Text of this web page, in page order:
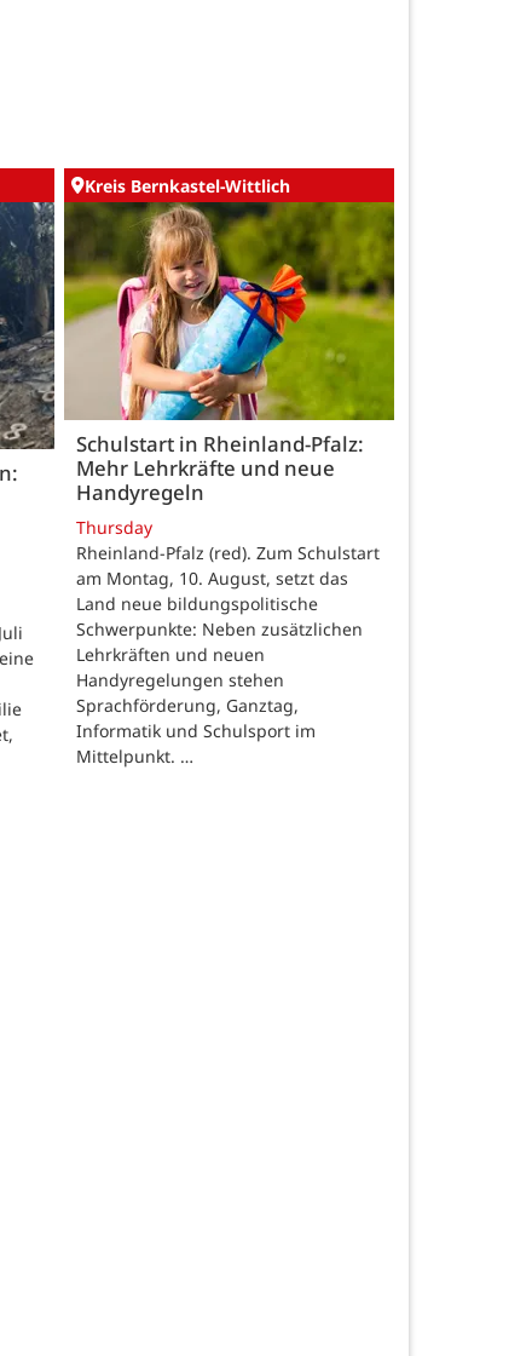
Kreis Bernkastel-Wittlich
Schulstart in Rheinland-Pfalz:
Mehr Lehrkräfte und neue
Handyregeln
Thursday
Rheinland-Pfalz (red). Zum Schulstart
am Montag, 10. August, setzt das
Land neue bildungspolitische
Schwerpunkte: Neben zusätzlichen
Lehrkräften und neuen
Handyregelungen stehen
Sprachförderung, Ganztag,
Informatik und Schulsport im
Mittelpunkt. …